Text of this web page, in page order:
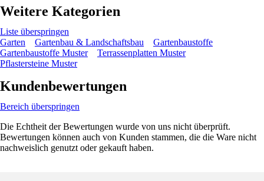
Weitere Kategorien
Liste überspringen
Garten
Gartenbau & Landschaftsbau
Gartenbaustoffe
Gartenbaustoffe Muster
Terrassenplatten Muster
Pflastersteine Muster
Kundenbewertungen
Bereich überspringen
Die Echtheit der Bewertungen wurde von uns nicht überprüft.
Bewertungen können auch von Kunden stammen, die die Ware nicht
nachweislich genutzt oder gekauft haben.